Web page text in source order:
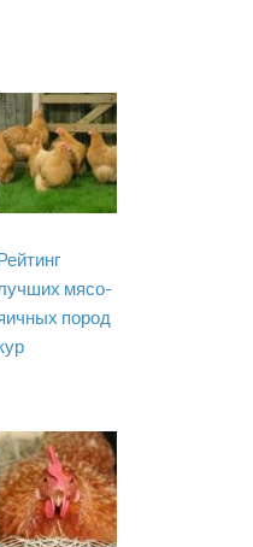
мясо-
пород